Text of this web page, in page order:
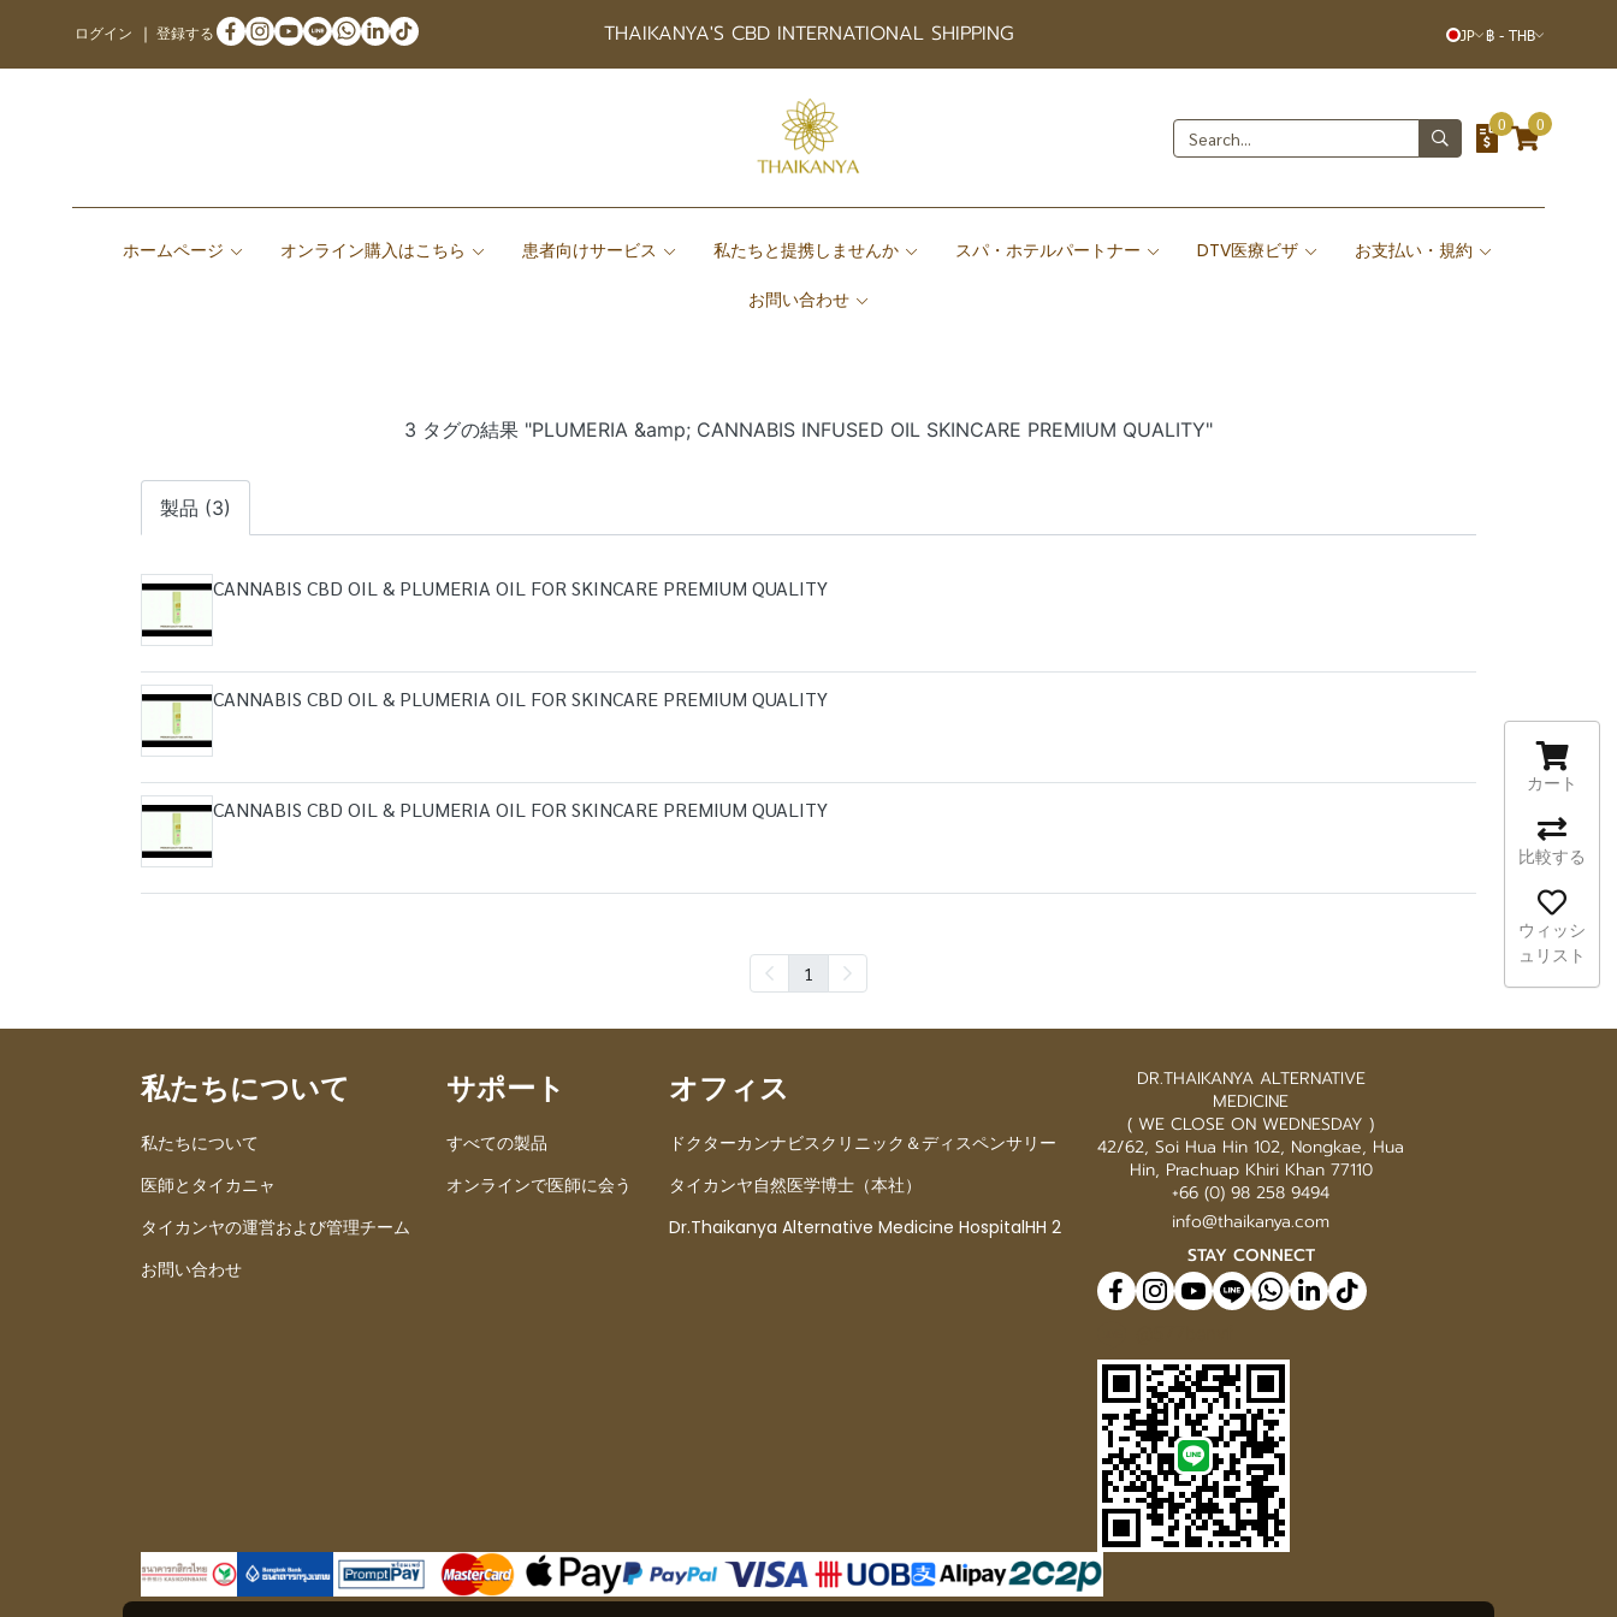
ログイン 登録する THAIKANYA'S CBD INTERNATIONAL SHIPPING JP ฿ - THB
0 0
ホームページ オンライン購入はこちら 患者向けサービス 私たちと提携しませんか スパ・ホテルパートナー DTV医療ビザ お支払い・規約
お問い合わせ
3 タグの結果 "PLUMERIA &amp; CANNABIS INFUSED OIL SKINCARE PREMIUM QUALITY"
製品 (3)
CANNABIS CBD OIL & PLUMERIA OIL FOR SKINCARE PREMIUM QUALITY
CANNABIS CBD OIL & PLUMERIA OIL FOR SKINCARE PREMIUM QUALITY
CANNABIS CBD OIL & PLUMERIA OIL FOR SKINCARE PREMIUM QUALITY
1
私たちについて
私たちについて
医師とタイカニャ
タイカンヤの運営および管理チーム
お問い合わせ
サポート
すべての製品
オンラインで医師に会う
オフィス
ドクターカンナビスクリニック＆ディスペンサリー
タイカンヤ自然医学博士（本社）
Dr.Thaikanya Alternative Medicine HospitalHH 2
DR.THAIKANYA ALTERNATIVE
MEDICINE
( WE CLOSE ON WEDNESDAY )
42/62, Soi Hua Hin 102, Nongkae, Hua
Hin, Prachuap Khiri Khan 77110
+66 (0) 98 258 9494
info@thaikanya.com
STAY CONNECT
カート
比較する
ウィッシ
ュリスト